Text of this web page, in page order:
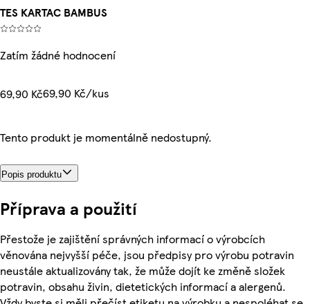
TES KARTAC BAMBUS
Zatím žádné hodnocení
69,90 Kč69,90 Kč/kus
Tento produkt je momentálně nedostupný.
Popis produktu
Příprava a použití
Přestože je zajištění správných informací o výrobcích
věnována nejvyšší péče, jsou předpisy pro výrobu potravin
neustále aktualizovány tak, že může dojít ke změně složek
potravin, obsahu živin, dietetických informací a alergenů.